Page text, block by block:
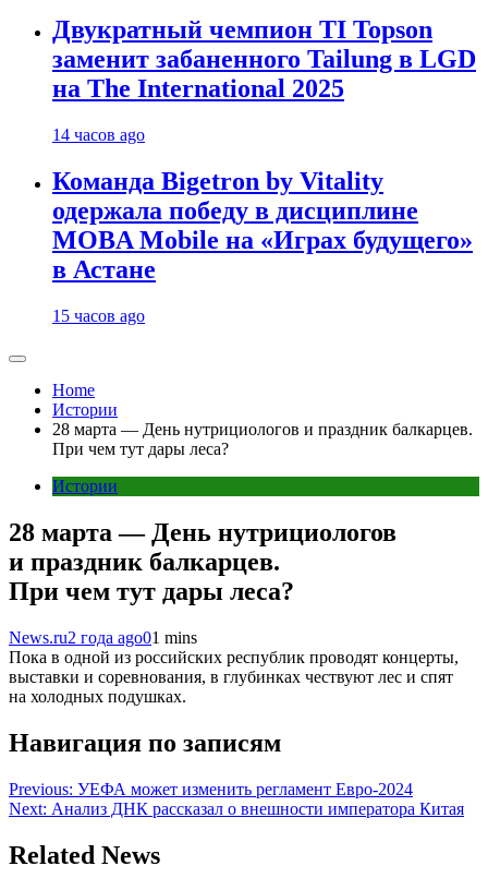
Двукратный чемпион TI Topson
заменит забаненного Tailung в LGD
на The International 2025
14 часов ago
Команда Bigetron by Vitality
одержала победу в дисциплине
MOBA Mobile на «Играх будущего»
в Астане
15 часов ago
Home
Истории
28 марта — День нутрициологов и праздник балкарцев.
При чем тут дары леса?
Истории
28 марта — День нутрициологов
и праздник балкарцев.
При чем тут дары леса?
News.ru2 года ago01 mins
Пока в одной из российских республик проводят концерты,
выставки и соревнования, в глубинках чествуют лес и спят
на холодных подушках.
Навигация по записям
Previous: УЕФА может изменить регламент Евро-2024
Next: Анализ ДНК рассказал о внешности императора Китая
Related News